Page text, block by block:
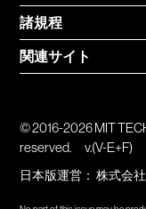
諸規程
関連サイト
© 2016-2026 MIT
reserved.
v.(V-E+F)
日本版運営：株式会